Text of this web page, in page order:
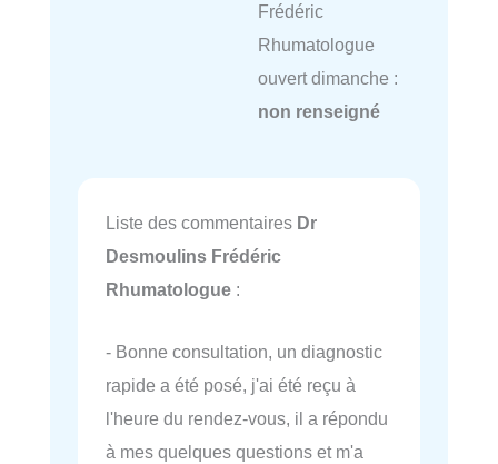
Frédéric
Rhumatologue
ouvert dimanche :
non renseigné
Liste des commentaires Dr
Desmoulins Frédéric
Rhumatologue :
- Bonne consultation, un diagnostic
rapide a été posé, j'ai été reçu à
l'heure du rendez-vous, il a répondu
à mes quelques questions et m'a